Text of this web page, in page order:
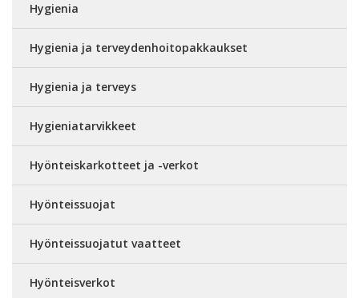
Hygienia
Hygienia ja terveydenhoitopakkaukset
Hygienia ja terveys
Hygieniatarvikkeet
Hyönteiskarkotteet ja -verkot
Hyönteissuojat
Hyönteissuojatut vaatteet
Hyönteisverkot